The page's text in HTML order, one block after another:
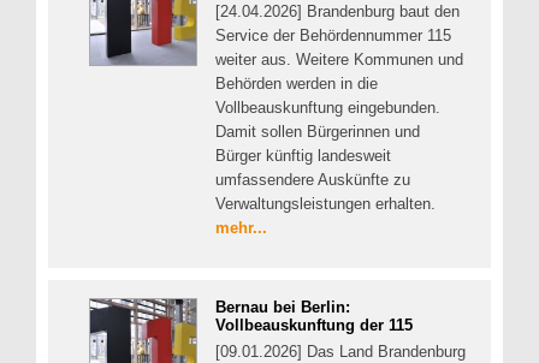
[24.04.2026] Brandenburg baut den
Service der Behördennummer 115
weiter aus. Weitere Kommunen und
Behörden werden in die
Vollbeauskunftung eingebunden.
Damit sollen Bürgerinnen und
Bürger künftig landesweit
umfassendere Auskünfte zu
Verwaltungsleistungen erhalten.
mehr...
Bernau bei Berlin:
Vollbeauskunftung der 115
[09.01.2026] Das Land Brandenburg